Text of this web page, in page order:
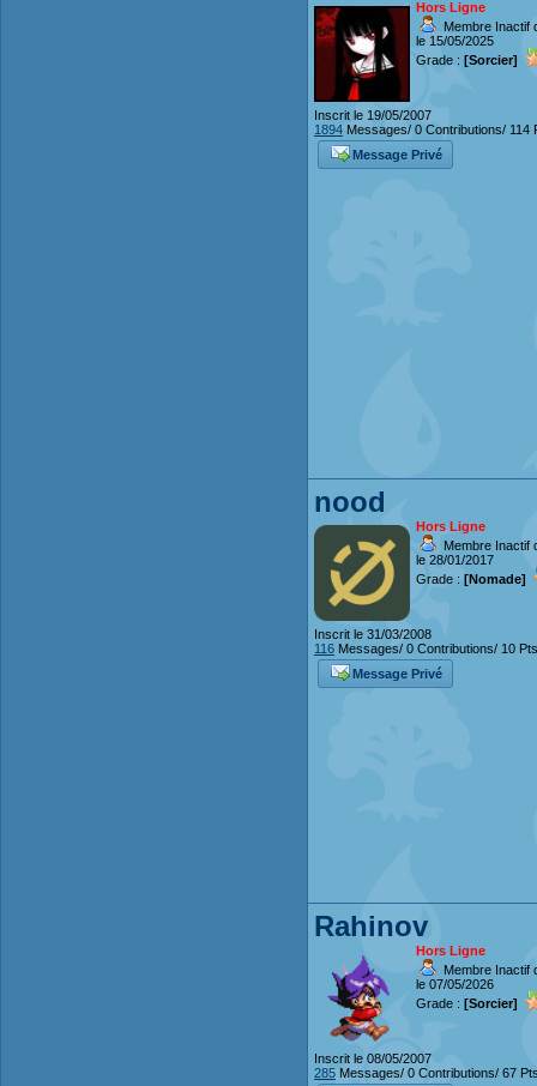
Hors Ligne
Membre Inactif
le 15/05/2025
Grade : [Sorcier]
Inscrit le 19/05/2007
1894 Messages/ 0 Contributions/ 114
Message Privé
nood
Hors Ligne
Membre Inactif
le 28/01/2017
Grade : [Nomade]
Inscrit le 31/03/2008
116 Messages/ 0 Contributions/ 10 Pts
Message Privé
Rahinov
Hors Ligne
Membre Inactif
le 07/05/2026
Grade : [Sorcier]
Inscrit le 08/05/2007
285 Messages/ 0 Contributions/ 67